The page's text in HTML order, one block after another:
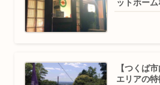
ットホー
【つくば
エリアの特